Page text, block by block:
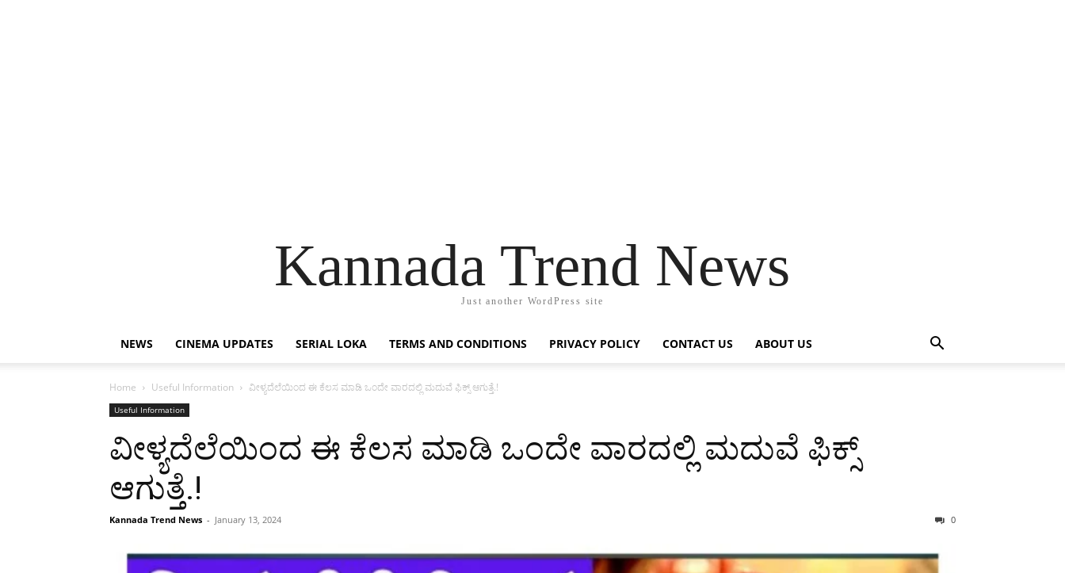
Kannada Trend News
Just another WordPress site
NEWS CINEMA UPDATES SERIAL LOKA TERMS AND CONDITIONS PRIVACY POLICY CONTACT US ABOUT US
Home Useful Information ವೀಳ್ಯದೆಲೆಯಿಂದ ಈ ಕೆಲಸ ಮಾಡಿ ಒಂದೇ ವಾರದಲ್ಲಿ ಮದುವೆ ಫಿಕ್ಸ್ ಆಗುತ್ತೆ.!
Useful Information
ವೀಳ್ಯದೆಲೆಯಿಂದ ಈ ಕೆಲಸ ಮಾಡಿ ಒಂದೇ ವಾರದಲ್ಲಿ ಮದುವೆ ಫಿಕ್ಸ್
ಆಗುತ್ತೆ.!
Kannada Trend News - January 13, 2024 0